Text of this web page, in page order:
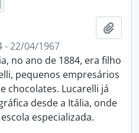
- 22/04/1967
no ano de 1884, era filho
pequenos empresários
chocolates. Lucarelli já
desde a Itália, onde
especializada.